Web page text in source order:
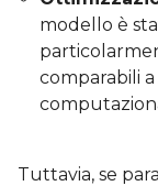
modello è
comparabili
Tuttavia, se